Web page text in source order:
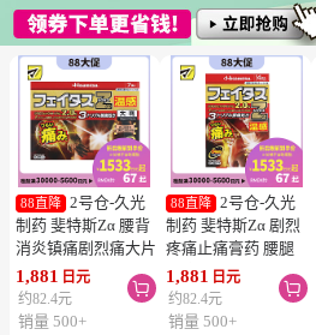
88直降 2号仓-久光
制药 斐特斯Zα 腰背
消炎镇痛剧烈痛大片
膏药贴 温感
10×14cm 7贴【第2
类医药品】
1,881 日元
约82.4元

销量 500+
88直降
2号仓-久光
制药 斐特斯Zα 剧烈
疼痛止痛膏药 腰腿
疼痛 温感 7×10cm
14贴【第2类医药
品】
1,881 日元
约82.4元

销量 500+